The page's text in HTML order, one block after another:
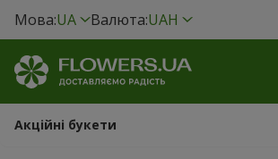
Мова:UA Валюта:UAH
Акційні букети